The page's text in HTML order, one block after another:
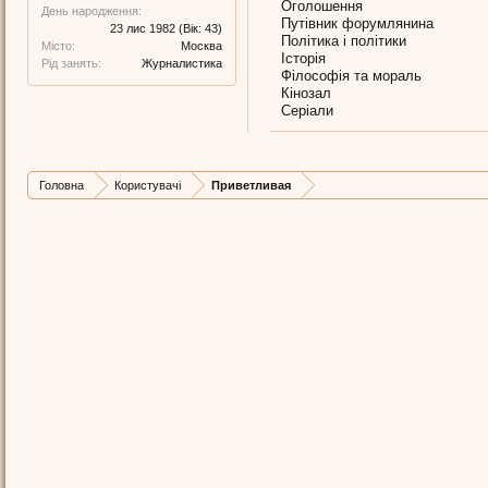
День народження:
23 лис 1982 (Вік: 43)
Місто:
Москва
Рід занять:
Журналистика
Оголошення
Путівник форумлянина
Політика і політики
Історія
Філософія та мораль
Кінозал
Серіали
Головна Користувачі Приветливая